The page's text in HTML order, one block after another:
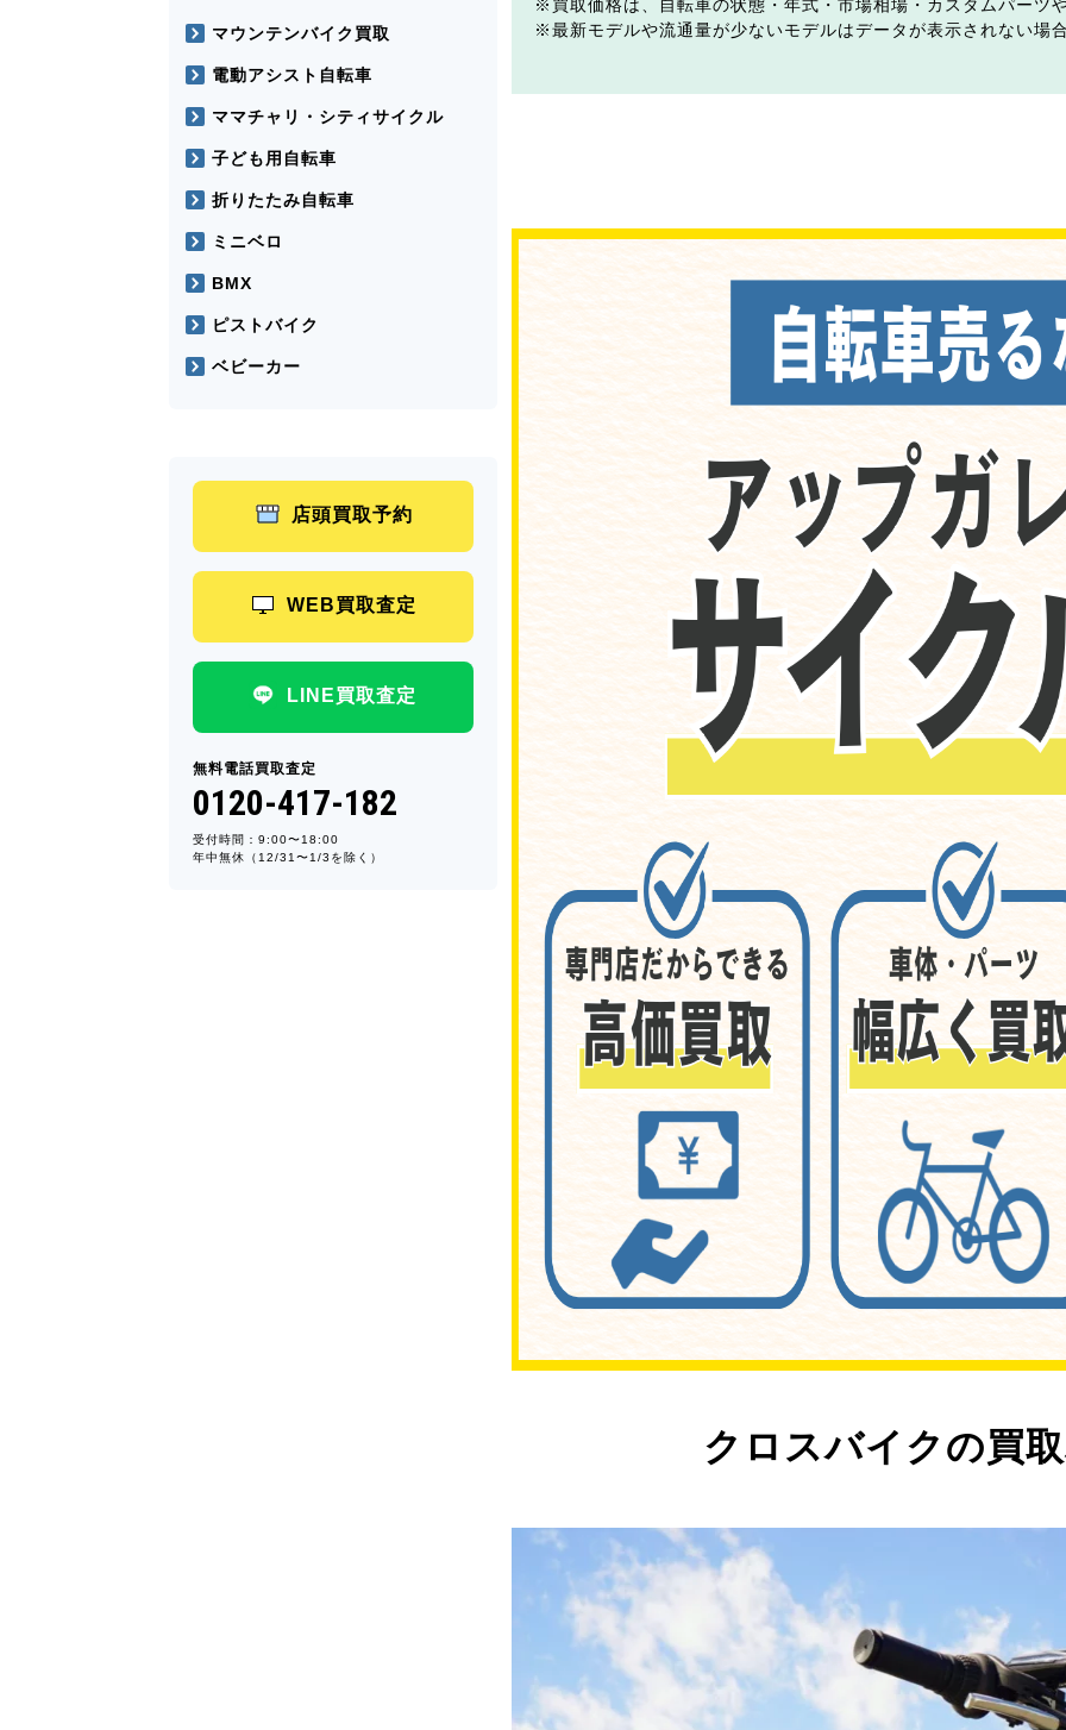
買取価格は、自転車の状態・年式・市場相場・カスタムパーツ
最新モデルや流通量が少ないモデルはデータが表示されない場
クロスバイクの買
マウンテンバイク買取
電動アシスト自転車
ママチャリ・シティサイクル
子ども用自転車
折りたたみ自転車
ミニベロ
BMX
ピストバイク
ベビーカー
店頭買取予約
WEB買取査定
LINE買取査定
無料電話買取査定
0120-417-182
受付時間：9:00〜18:00
年中無休（12/31〜1/3を除く）